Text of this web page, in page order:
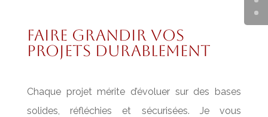
faire grandir vos
projets durablement
Chaque projet mérite d’évoluer sur des bases
solides, réfléchies et sécurisées. Je vous